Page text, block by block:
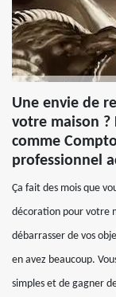
Une envie de
votre maison ?
comme
professionnel
Ça fait des mois que
décoration pour votre
débarrasser de vos
en avez beaucoup.
simples et de gagner